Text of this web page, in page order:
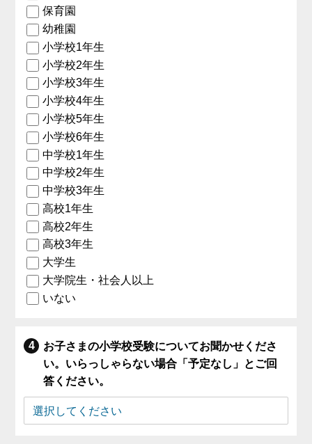
保育園
幼稚園
小学校1年生
小学校2年生
小学校3年生
小学校4年生
小学校5年生
小学校6年生
中学校1年生
中学校2年生
中学校3年生
高校1年生
高校2年生
高校3年生
大学生
大学院生・社会人以上
いない
お子さまの小学校受験についてお聞かせくださ
い。いらっしゃらない場合「予定なし」とご回
答ください。